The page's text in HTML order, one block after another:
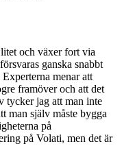
litet och växer fort via
ganska snabbt
menar att
framöver och att det
tycker jag att man inte
man själv måste bygga
på
på Volati, men det är